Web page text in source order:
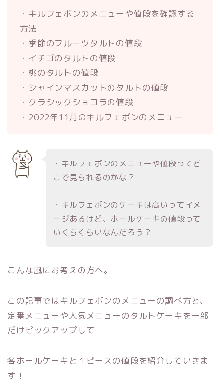
・キルフェボンのメニューや値段を確認する
方法
・季節のフルーツタルトの値段
・イチゴのタルトの値段
・桃のタルトの値段
・シャインマスカットのタルトの値段
・クラシックショコラの値段
・2022年11月のキルフェボンのメニュー
・キルフェボンのメニューや値段ってど
こで見られるのかな？
・キルフェボンのケーキは高いってイメ
ージあるけど、ホールケーキの値段って
いくらくらいなんだろう？
こんな風にお考えの方へ。
この記事ではキルフェボンのメニューの調べ方と、
定番メニューや人気メニューのタルトケーキを一部
だけピックアップして
各ホールケーキと１ピースの値段を紹介していきま
す！